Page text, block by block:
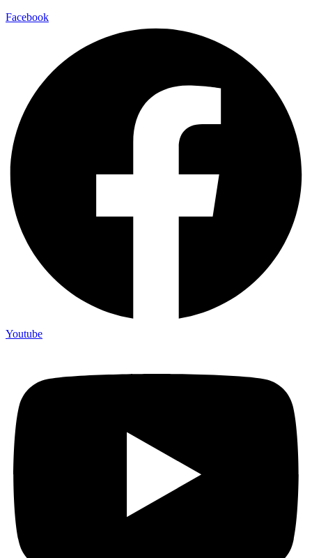
Facebook
Youtube